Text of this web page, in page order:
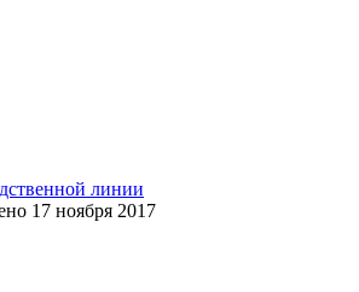
линии
17 ноября 2017